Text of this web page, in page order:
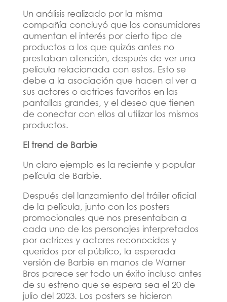
Un análisis realizado por la misma
compañía concluyó que los consumidores
aumentan el interés por cierto tipo de
productos a los que quizás antes no
prestaban atención, después de ver una
película relacionada con estos. Esto se
debe a la asociación que hacen al ver a
sus actores o actrices favoritos en las
pantallas grandes, y el deseo que tienen
de conectar con ellos al utilizar los mismos
productos.
El trend de Barbie
Un claro ejemplo es la reciente y popular
película de Barbie.
Después del lanzamiento del tráiler oficial
de la película, junto con los posters
promocionales que nos presentaban a
cada uno de los personajes interpretados
por actrices y actores reconocidos y
queridos por el público, la esperada
versión de Barbie en manos de Warner
Bros parece ser todo un éxito incluso antes
de su estreno que se espera sea el 20 de
julio del 2023. Los posters se hicieron